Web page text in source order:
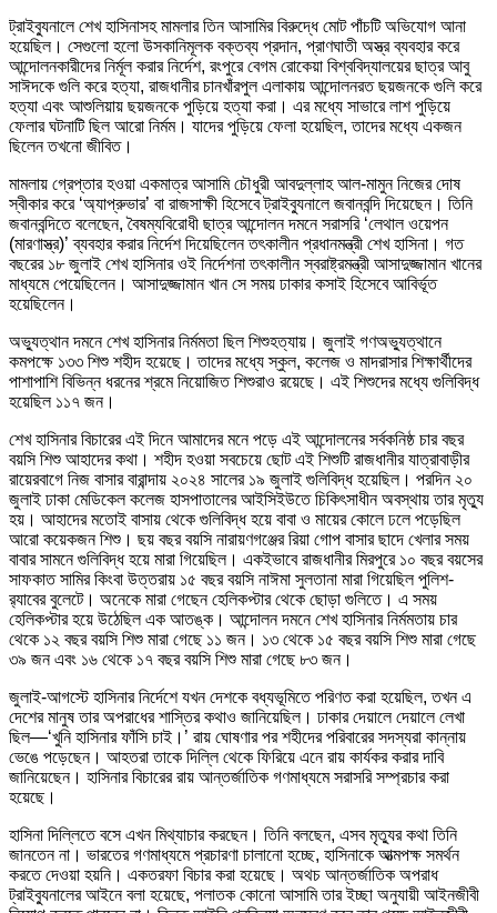
ট্রাইব্যুনালে শেখ হাসিনাসহ মামলার তিন আসামির বিরুদ্ধে মোট পাঁচটি অভিযোগ আনা
হয়েছিল। সেগুলো হলো উসকানিমূলক বক্তব্য প্রদান, প্রাণঘাতী অস্ত্র ব্যবহার করে
আন্দোলনকারীদের নির্মূল করার নির্দেশ, রংপুরে বেগম রোকেয়া বিশ্ববিদ্যালয়ের ছাত্র আবু
সাঈদকে গুলি করে হত্যা, রাজধানীর চানখাঁরপুল এলাকায় আন্দোলনরত ছয়জনকে গুলি করে
হত্যা এবং আশুলিয়ায় ছয়জনকে পুড়িয়ে হত্যা করা। এর মধ্যে সাভারে লাশ পুড়িয়ে
ফেলার ঘটনাটি ছিল আরো নির্মম। যাদের পুড়িয়ে ফেলা হয়েছিল, তাদের মধ্যে একজন
ছিলেন তখনো জীবিত।
মামলায় গ্রেপ্তার হওয়া একমাত্র আসামি চৌধুরী আবদুল্লাহ আল-মামুন নিজের দোষ
স্বীকার করে ‘অ্যাপ্রুভার’ বা রাজসাক্ষী হিসেবে ট্রাইব্যুনালে জবানবন্দি দিয়েছেন। তিনি
জবানবন্দিতে বলেছেন, বৈষম্যবিরোধী ছাত্র আন্দোলন দমনে সরাসরি ‘লেথাল ওয়েপন
(মারণাস্ত্র)’ ব্যবহার করার নির্দেশ দিয়েছিলেন তৎকালীন প্রধানমন্ত্রী শেখ হাসিনা। গত
বছরের ১৮ জুলাই শেখ হাসিনার ওই নির্দেশনা তৎকালীন স্বরাষ্ট্রমন্ত্রী আসাদুজ্জামান খানের
মাধ্যমে পেয়েছিলেন। আসাদুজ্জামান খান সে সময় ঢাকার কসাই হিসেবে আবির্ভূত
হয়েছিলেন।
অভ্যুত্থান দমনে শেখ হাসিনার নির্মমতা ছিল শিশুহত্যায়। জুলাই গণঅভ্যুত্থানে
কমপক্ষে ১৩৩ শিশু শহীদ হয়েছে। তাদের মধ্যে স্কুল, কলেজ ও মাদরাসার শিক্ষার্থীদের
পাশাপাশি বিভিন্ন ধরনের শ্রমে নিয়োজিত শিশুরাও রয়েছে। এই শিশুদের মধ্যে গুলিবিদ্ধ
হয়েছিল ১১৭ জন।
শেখ হাসিনার বিচারের এই দিনে আমাদের মনে পড়ে এই আন্দোলনের সর্বকনিষ্ঠ চার বছর
বয়সি শিশু আহাদের কথা। শহীদ হওয়া সবচেয়ে ছোট এই শিশুটি রাজধানীর যাত্রাবাড়ীর
রায়েরবাগে নিজ বাসার বারান্দায় ২০২৪ সালের ১৯ জুলাই গুলিবিদ্ধ হয়েছিল। পরদিন ২০
জুলাই ঢাকা মেডিকেল কলেজ হাসপাতালের আইসিইউতে চিকিৎসাধীন অবস্থায় তার মৃত্যু
হয়। আহাদের মতোই বাসায় থেকে গুলিবিদ্ধ হয়ে বাবা ও মায়ের কোলে ঢলে পড়েছিল
আরো কয়েকজন শিশু। ছয় বছর বয়সি নারায়ণগঞ্জের রিয়া গোপ বাসার ছাদে খেলার সময়
বাবার সামনে গুলিবিদ্ধ হয়ে মারা গিয়েছিল। একইভাবে রাজধানীর মিরপুরে ১০ বছর বয়সের
সাফকাত সামির কিংবা উত্তরায় ১৫ বছর বয়সি নাঈমা সুলতানা মারা গিয়েছিল পুলিশ-
র‍্যাবের বুলেটে। অনেকে মারা গেছেন হেলিকপ্টার থেকে ছোড়া গুলিতে। এ সময়
হেলিকপ্টার হয়ে উঠেছিল এক আতঙ্ক। আন্দোলন দমনে শেখ হাসিনার নির্মমতায় চার
থেকে ১২ বছর বয়সি শিশু মারা গেছে ১১ জন। ১৩ থেকে ১৫ বছর বয়সি শিশু মারা গেছে
৩৯ জন এবং ১৬ থেকে ১৭ বছর বয়সি শিশু মারা গেছে ৮৩ জন।
জুলাই-আগস্টে হাসিনার নির্দেশে যখন দেশকে বধ্যভূমিতে পরিণত করা হয়েছিল, তখন এ
দেশের মানুষ তার অপরাধের শাস্তির কথাও জানিয়েছিল। ঢাকার দেয়ালে দেয়ালে লেখা
ছিল—‘খুনি হাসিনার ফাঁসি চাই।’ রায় ঘোষণার পর শহীদের পরিবারের সদস্যরা কান্নায়
ভেঙে পড়েছেন। আহতরা তাকে দিল্লি থেকে ফিরিয়ে এনে রায় কার্যকর করার দাবি
জানিয়েছেন। হাসিনার বিচারের রায় আন্তর্জাতিক গণমাধ্যমে সরাসরি সম্প্রচার করা
হয়েছে।
হাসিনা দিল্লিতে বসে এখন মিথ্যাচার করছেন। তিনি বলছেন, এসব মৃত্যুর কথা তিনি
জানতেন না। ভারতের গণমাধ্যমে প্রচারণা চালানো হচ্ছে, হাসিনাকে আত্মপক্ষ সমর্থন
করতে দেওয়া হয়নি। একতরফা বিচার করা হয়েছে। অথচ আন্তর্জাতিক অপরাধ
ট্রাইব্যুনালের আইনে বলা হয়েছে, পলাতক কোনো আসামি তার ইচ্ছা অনুযায়ী আইনজীবী